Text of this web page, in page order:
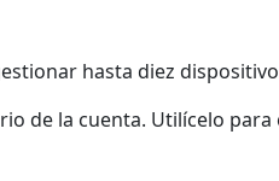
hasta diez
de la cuenta. Utilícelo